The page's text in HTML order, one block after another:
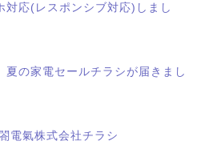
応(レスポンシブ対応)しまし
夏の家電セールチラシが届きまし
電氣株式会社チラシ